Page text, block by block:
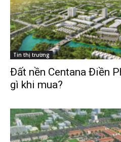
Tin thị trường
Đất nền Centana Điền
gì khi mua?